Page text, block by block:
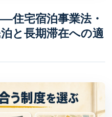
住宅宿泊事業法・
と長期滞在への適